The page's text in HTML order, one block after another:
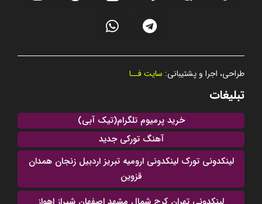
طراحی، اجرا و پشتیبانی: سایت فــا
تبلیغات
خرید پرمیوم تلگرام(تیک آبی)
آهنگ تورکی جدید
لینکدونی تورک لینکدونی ارومیه تبریز اردبیل زنجان همدان
قزوین